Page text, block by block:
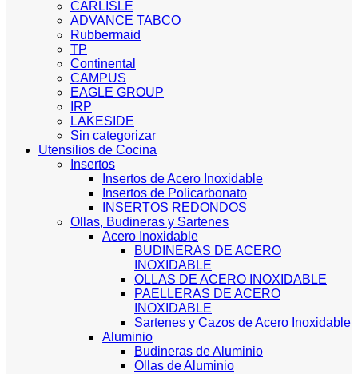
CARLISLE
ADVANCE TABCO
Rubbermaid
TP
Continental
CAMPUS
EAGLE GROUP
IRP
LAKESIDE
Sin categorizar
Utensilios de Cocina
Insertos
Insertos de Acero Inoxidable
Insertos de Policarbonato
INSERTOS REDONDOS
Ollas, Budineras y Sartenes
Acero Inoxidable
BUDINERAS DE ACERO
INOXIDABLE
OLLAS DE ACERO INOXIDABLE
PAELLERAS DE ACERO
INOXIDABLE
Sartenes y Cazos de Acero Inoxidable
Aluminio
Budineras de Aluminio
Ollas de Aluminio